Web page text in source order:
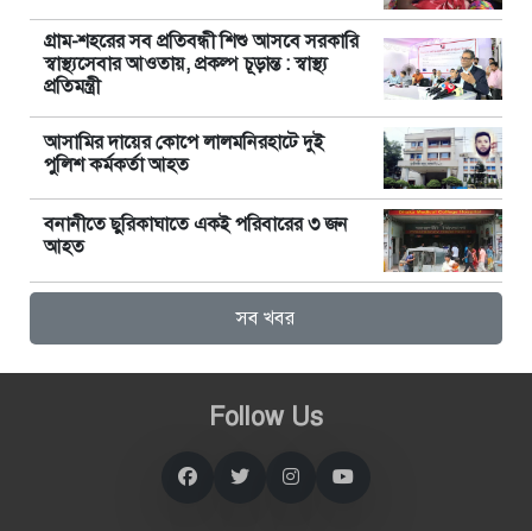
গ্রাম-শহরের সব প্রতিবন্ধী শিশু আসবে সরকারি
স্বাস্থ্যসেবার আওতায়, প্রকল্প চূড়ান্ত : স্বাস্থ্য
প্রতিমন্ত্রী
আসামির দায়ের কোপে লালমনিরহাটে দুই
পুলিশ কর্মকর্তা আহত
বনানীতে ছুরিকাঘাতে একই পরিবারের ৩ জন
আহত
সব খবর
Follow Us